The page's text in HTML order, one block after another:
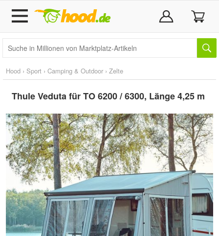
Hood › Sport › Camping & Outdoor › Zelte
Thule Veduta für TO 6200 / 6300, Länge 4,25 m